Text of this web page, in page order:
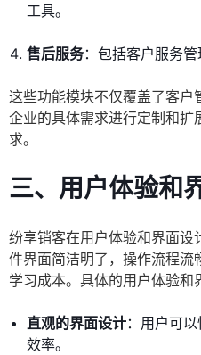
工具。
售后服务：包括客户服务管
这些功能模块不仅覆盖了客
企业的具体需求进行定制和
求。
三、用户体验和
纷享销客在用户体验和界面
件界面简洁明了，操作流程流
学习成本。具体的用户体验和
直观的界面设计：用户可
效率。